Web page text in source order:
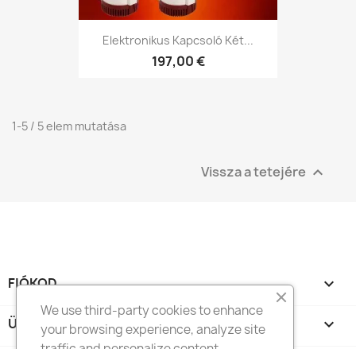
Elektronikus Kapcsoló Két...
197,00 €
1-5 / 5 elem mutatása
Vissza a tetejére 
FIÓKOD 
ÜZLET INFORMÁCIÓ keyboard_arrow_down
We use third-party cookies to enhance
your browsing experience, analyze site